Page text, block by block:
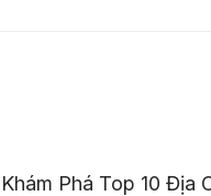
Khám Phá Top 10 Địa